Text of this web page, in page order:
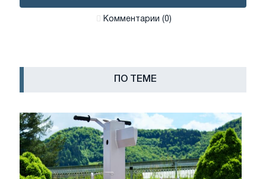
Комментарии (0)
ПО ТЕМЕ